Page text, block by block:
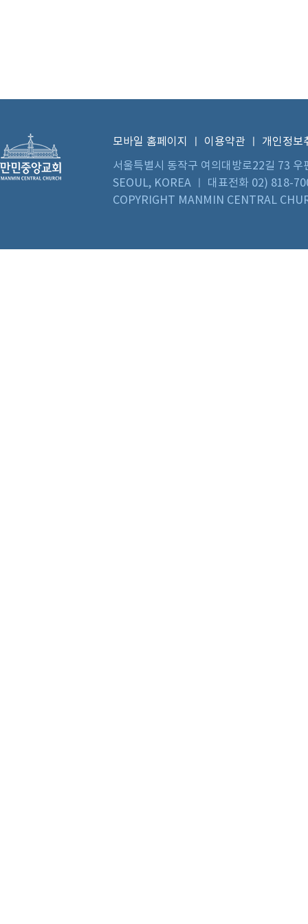
모바일 홈페이지 이용약관
개인정보
서울특별시 동작구 여의대방로22길 73
SEOUL, KOREA ㅣ 대표전화 02) 818-
COPYRIGHT MANMIN CENTRAL